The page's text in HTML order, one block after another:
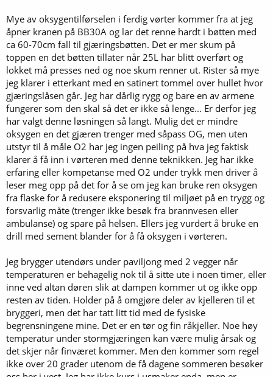
Mye av oksygentilførselen i ferdig vørter kommer fra at jeg
åpner kranen på BB30A og lar det renne hardt i bøtten med
ca 60-70cm fall til gjæringsbøtten. Det er mer skum på
toppen en det bøtten tillater når 25L har blitt overført og
lokket må presses ned og noe skum renner ut. Rister så mye
jeg klarer i etterkant med en satinert tommel over hullet hvor
gjæringslåsen går. Jeg har dårlig rygg og bare en av armene
fungerer som den skal så det er ikke så lenge... Er derfor jeg
har valgt denne løsningen så langt. Mulig det er mindre
oksygen en det gjæren trenger med såpass OG, men uten
utstyr til å måle O2 har jeg ingen peiling på hva jeg faktisk
klarer å få inn i vørteren med denne teknikken. Jeg har ikke
erfaring eller kompetanse med O2 under trykk men driver å
leser meg opp på det for å se om jeg kan bruke ren oksygen
fra flaske for å redusere eksponering til miljøet på en trygg og
forsvarlig måte (trenger ikke besøk fra brannvesen eller
ambulanse) og spare på helsen. Ellers jeg vurdert å bruke en
drill med sement blander for å få oksygen i vørteren.
Jeg brygger utendørs under paviljong med 2 vegger når
temperaturen er behagelig nok til å sitte ute i noen timer, eller
inne ved altan døren slik at dampen kommer ut og ikke opp
resten av tiden. Holder på å omgjøre deler av kjelleren til et
bryggeri, men det har tatt litt tid med de fysiske
begrensningene mine. Det er en tør og fin råkjeller. Noe høy
temperatur under stormgjæringen kan være mulig årsak og
det skjer når finværet kommer. Men den kommer som regel
ikke over 20 grader utenom de få dagene sommeren besøker